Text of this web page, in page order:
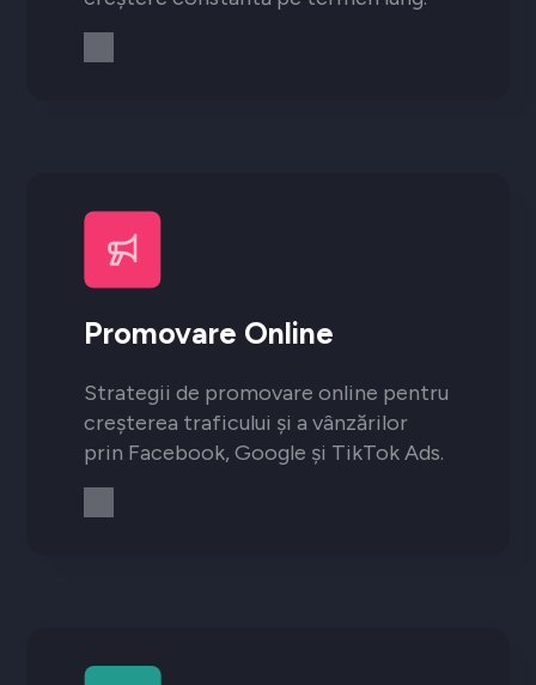
Promovare Online
Strategii de promovare online pentru
creșterea traficului și a vânzărilor
prin Facebook, Google și TikTok Ads.